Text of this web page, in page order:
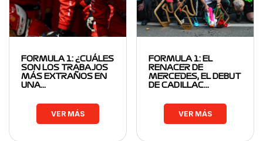
FORMULA 1: ¿CUÁLES
SON LOS TRABAJOS
MÁS EXTRAÑOS EN
UNA…
VER MÁS
FORMULA 1: EL
RENACER DE
MERCEDES, EL DEBUT
DE CADILLAC…
VER MÁS